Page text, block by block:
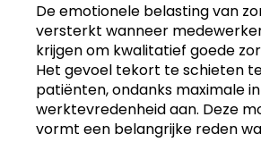
De emotionele belasting van
versterkt wanneer
krijgen om kwalitatief goede
Het gevoel tekort te schieten
patiënten, ondanks maximale
werktevredenheid aan. Deze
vormt een belangrijke reden